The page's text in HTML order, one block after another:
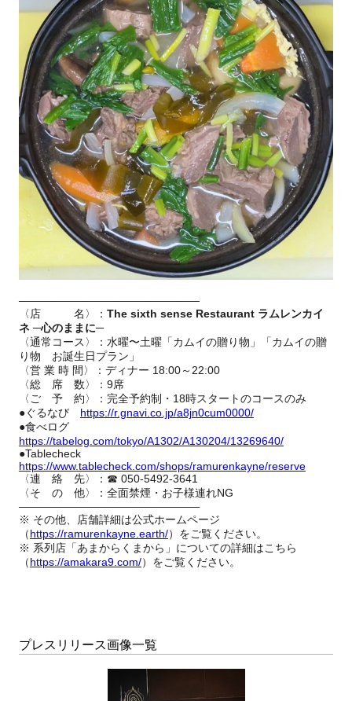
───────────────────────
〈店 名〉： The sixth sense Restaurant ラムレンカイ
ネ ─心のままに─
〈通常コース〉：水曜〜土曜「カムイの贈り物」「カムイの贈
り物 お誕生日プラン」
〈営 業 時 間〉：ディナー 18:00～22:00
〈総 席 数〉：9席
〈ご 予 約〉：完全予約制・18時スタートのコースのみ
●ぐるなび https://r.gnavi.co.jp/a8jn0cum0000/
●食べログ
https://tabelog.com/tokyo/A1302/A130204/13269640/
●Tablecheck
https://www.tablecheck.com/shops/ramurenkayne/reserve
〈連 絡 先〉：☎ 050-5492-3641
〈そ の 他〉：全面禁煙・お子様連れNG
───────────────────────
※ その他、店舗詳細は公式ホームページ
（https://ramurenkayne.earth/）をご覧ください。
※ 系列店「あまからくまから」についての詳細はこちら
（https://amakara9.com/）をご覧ください。
プレスリリース画像一覧